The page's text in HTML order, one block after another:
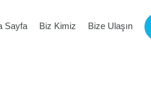
Sayfa Biz Kimiz Bize Ulaşın